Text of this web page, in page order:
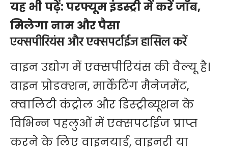
यह भी पढ़ें:परफ्यूम इंडस्ट्री में करें जॉब,
मिलेगा नाम और पैसा
एक्सपीरियंस और एक्सपर्टाईज हासिल करें
वाइन उद्योग में एक्सपीरियंस की वैल्यू है।
वाइन प्रोडक्शन, मार्केटिंग मैनेजमेंट,
क्वालिटी कंट्रोल और डिस्ट्रीब्यूशन के
विभिन्न पहलुओं में एक्सपर्टाईज प्राप्त
करने के लिए वाइनयार्ड, वाइनरी या